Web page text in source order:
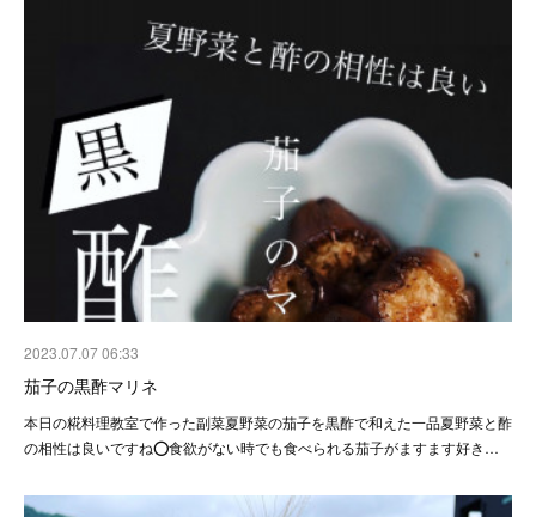
2023.07.07 06:33
茄子の黒酢マリネ
本日の糀料理教室で作った副菜夏野菜の茄子を黒酢で和えた一品夏野菜と酢
の相性は良いですね⭕️食欲がない時でも食べられる茄子がますます好き…